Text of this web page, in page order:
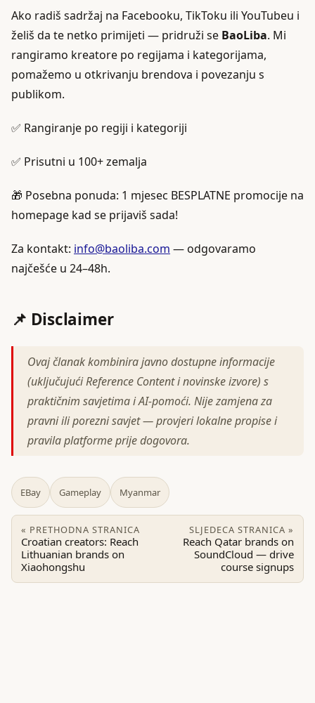
Ako radiš sadržaj na Facebooku, TikToku ili YouTubeu i
želiš da te netko primijeti — pridruži se BaoLiba. Mi
rangiramo kreatore po regijama i kategorijama,
pomažemo u otkrivanju brendova i povezanju s
publikom.
✅ Rangiranje po regiji i kategoriji
✅ Prisutni u 100+ zemalja
🎁 Posebna ponuda: 1 mjesec BESPLATNE promocije na
homepage kad se prijaviš sada!
Za kontakt: info@baoliba.com — odgovaramo
najčešće u 24–48h.
📌 Disclaimer
Ovaj članak kombinira javno dostupne informacije
(uključujući Reference Content i novinske izvore) s
praktičnim savjetima i AI-pomoći. Nije zamjena za
pravni ili porezni savjet — provjeri lokalne propise i
pravila platforme prije dogovora.
EBay Gameplay Myanmar
« PRETHODNA STRANICA
Croatian creators: Reach
Lithuanian brands on
Xiaohongshu
SLJEDECA STRANICA »
Reach Qatar brands on
SoundCloud — drive
course signups